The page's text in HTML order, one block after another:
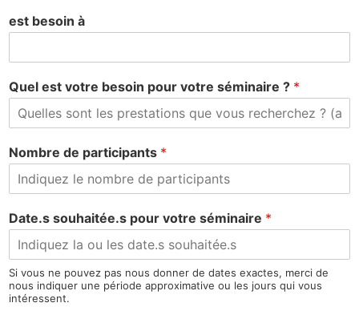
est besoin à
Quel est votre besoin pour votre séminaire ? *
Nombre de participants *
Date.s souhaitée.s pour votre séminaire *
Si vous ne pouvez pas nous donner de dates exactes, merci de
nous indiquer une période approximative ou les jours qui vous
intéressent.